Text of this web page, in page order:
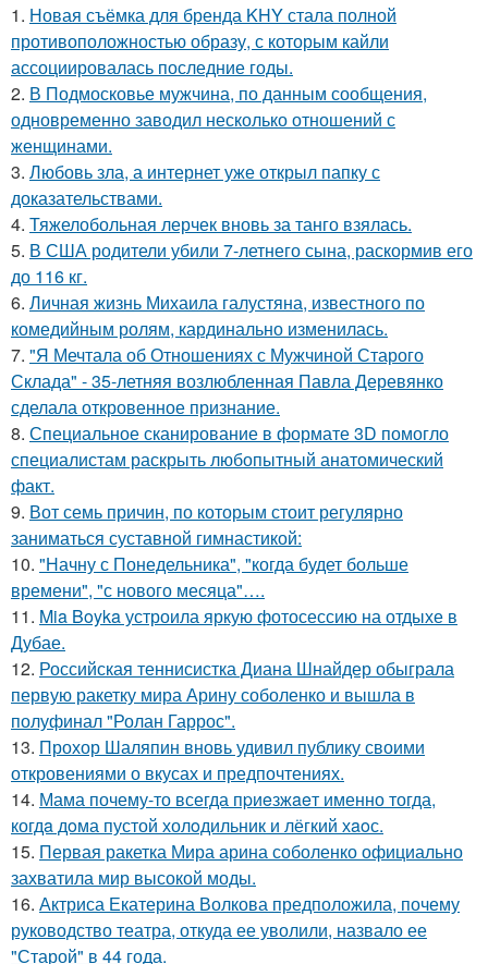
1. Новая съёмка для бренда KHY стала полной
противоположностью образу, с которым кайли
ассоциировалась последние годы.
2. В Подмосковье мужчина, по данным сообщения,
одновременно заводил несколько отношений с
женщинами.
3. Любовь зла, а интернет уже открыл папку с
доказательствами.
4. Тяжелобольная лерчек вновь за танго взялась.
5. В США родители убили 7-летнего сына, раскормив его
до 116 кг.
6. Личная жизнь Михаила галустяна, известного по
комедийным ролям, кардинально изменилась.
7. "Я Мечтала об Отношениях с Мужчиной Старого
Склада" - 35-летняя возлюбленная Павла Деревянко
сделала откровенное признание.
8. Специальное сканирование в формате 3D помогло
специалистам раскрыть любопытный анатомический
факт.
9. Вот семь причин, по которым стоит регулярно
заниматься суставной гимнастикой:
10. "Начну с Понедельника", "когда будет больше
времени", "с нового месяца"….
11. Mia Boyka устроила яркую фотосессию на отдыхе в
Дубае.
12. Российская теннисистка Диана Шнайдер обыграла
первую ракетку мира Арину соболенко и вышла в
полуфинал "Ролан Гаррос".
13. Прохор Шаляпин вновь удивил публику своими
откровениями о вкусах и предпочтениях.
14. Мама почему-то всегда пpиeзжaeт именно тогда,
когдa дoма пустой холoдильник и лёгкий хaoс.
15. Первая ракетка Мира арина соболенко официально
захватила мир высокой моды.
16. Актриса Екатерина Волкова предположила, почему
руководство театра, откуда ее уволили, назвало ее
"Старой" в 44 года.